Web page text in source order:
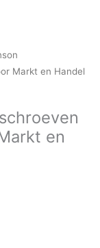
Markt en Handel
en